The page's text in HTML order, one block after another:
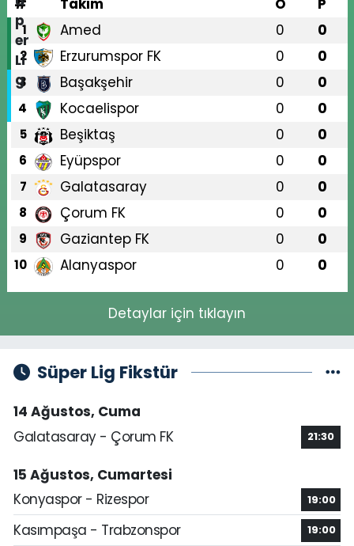
#
Takım O P
1 Amed 0 0
2 Erzurumspor FK 0 0
3 Başakşehir 0 0
4 Kocaelispor 0 0
5 Beşiktaş 0 0
6 Eyüpspor 0 0
7 Galatasaray 0 0
8 Çorum FK 0 0
9 Gaziantep FK 0 0
10 Alanyaspor 0 0
Detaylar için tıklayın
Süper Lig Fikstür
14 Ağustos, Cuma
Galatasaray - Çorum FK
21:30
15 Ağustos, Cumartesi
Konyaspor - Rizespor
19:00
Kasımpaşa - Trabzonspor 19:00